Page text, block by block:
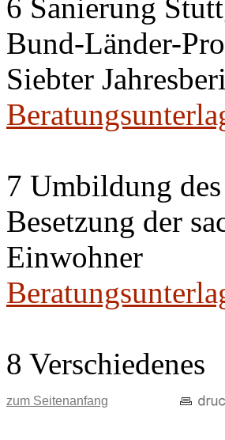
6 Sanierung
Bund-Länder-
Siebter
7 Umbildung
Besetzung der
Einwohner
8 Verschiedenes
zum Seitenanfang